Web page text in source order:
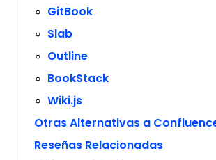
GitBook
Slab
Outline
BookStack
Wiki.js
Otras Alternativas a
Reseñas Relacionadas